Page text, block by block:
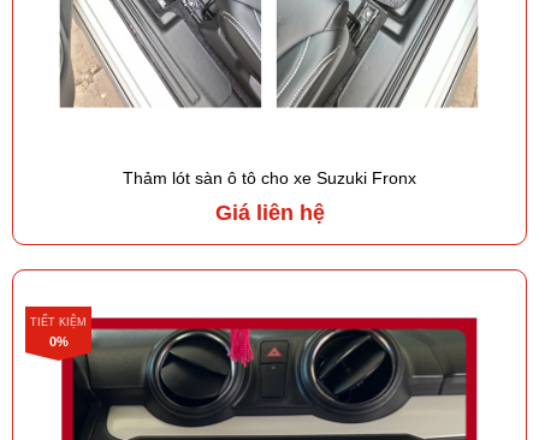
Thảm lót sàn ô tô cho xe Suzuki Fronx
Giá liên hệ
TIẾT KIỆM
0%